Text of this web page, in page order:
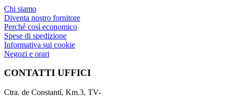
Chi siamo
Diventa nostro fornitore
Perché così economico
Spese di spedizione
Informativa sui cookie
Negozi e orari
CONTATTI UFFICI
Ctra. de Constantí, Km.3, TV-